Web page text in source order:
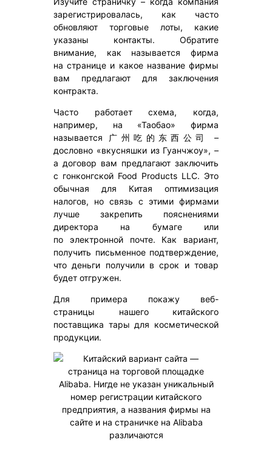
зарегистрировалась, как часто
обновляют торговые лоты, какие
указаны контакты. Обратите
внимание, как называется фирма
на странице и какое название фирмы
вам предлагают для заключения
контракта.
Часто работает схема, когда,
например, на «Таобао» фирма
называется 广州吃的东西公司 –
дословно «вкусняшки из Гуанчжоу», –
а договор вам предлагают заключить
с гонконгской Food Products LLC. Это
обычная для Китая оптимизация
налогов, но связь с этими фирмами
лучше закрепить пояснениями
директора на бумаге или
по электронной почте. Как вариант,
получить письменное подтверждение,
что деньги получили в срок и товар
будет отгружен.
Для примера покажу веб-
страницы нашего китайского
поставщика тары для косметической
продукции.